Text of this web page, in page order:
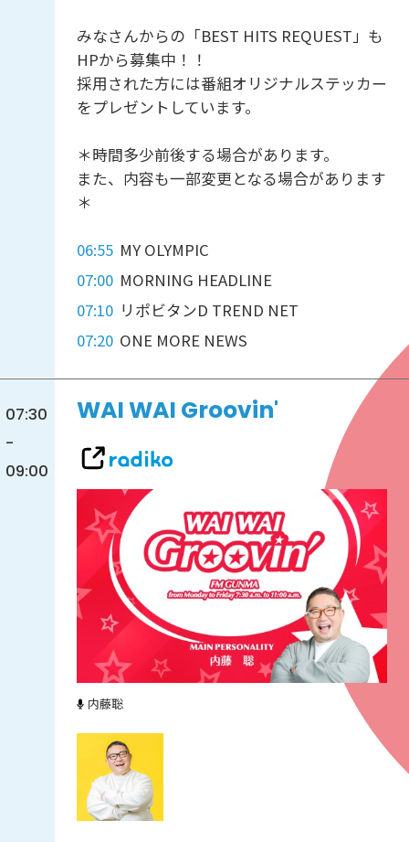
みなさんからの「BEST HITS REQUEST」も
HPから募集中！！
採用された方には番組オリジナルステッカー
をプレゼントしています。
＊時間多少前後する場合があります。
また、内容も一部変更となる場合があります
＊
06:55 MY OLYMPIC
07:00 MORNING HEADLINE
07:10 リポビタンD TREND NET
07:20 ONE MORE NEWS
07:30
-
09:00
WAI WAI Groovin'
内藤聡